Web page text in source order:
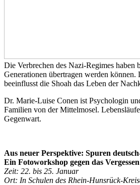
Die Verbrechen des Nazi-Regimes haben
Generationen übertragen werden
beeinflusst die Shoah das Leben der
Dr. Marie-Luise Conen ist Psychologin
Familien von der Mittelmosel.
Gegenwart.
Aus neuer Perspektive: Spuren
Ein Fotoworkshop gegen das Vergessen
Zeit: 22. bis 25. Januar
Ort: In Schulen des Rhein-Hunsrück-